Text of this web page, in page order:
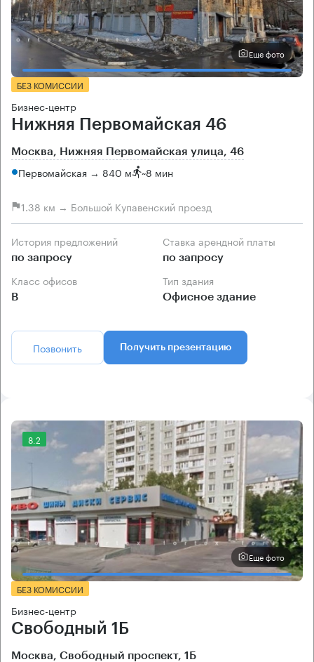
Еще фото
БЕЗ КОМИССИИ
Бизнес-центр
Нижняя Первомайская 46
Москва, Нижняя Первомайская улица, 46
Первомайская → 840 м ~8 мин
1.38 км → Большой Купавенский проезд
История предложений
по запросу
Ставка арендной платы
по запросу
Класс офисов
B
Тип здания
Офисное здание
Позвонить Получить презентацию
8.2
Еще фото
БЕЗ КОМИССИИ
Бизнес-центр
Свободный 1Б
Москва, Свободный проспект, 1Б